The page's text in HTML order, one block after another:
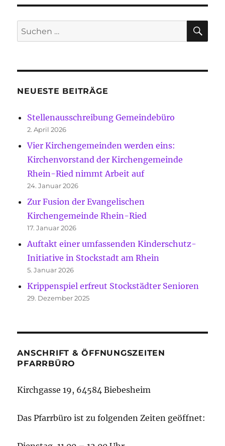
Suche
nach:
NEUESTE BEITRÄGE
Stellenausschreibung Gemeindebüro
2. April 2026
Vier Kirchengemeinden werden eins:
Kirchenvorstand der Kirchengemeinde
Rhein-Ried nimmt Arbeit auf
24. Januar 2026
Zur Fusion der Evangelischen
Kirchengemeinde Rhein-Ried
17. Januar 2026
Auftakt einer umfassenden Kinderschutz-
Initiative in Stockstadt am Rhein
5. Januar 2026
Krippenspiel erfreut Stockstädter Senioren
29. Dezember 2025
ANSCHRIFT & ÖFFNUNGSZEITEN
PFARRBÜRO
Kirchgasse 19, 64584 Biebesheim
Das Pfarrbüro ist zu folgenden Zeiten geöffnet: